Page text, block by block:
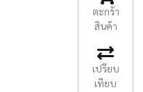
ตะกร้า
สินค้า
เปรียบ
เทียบ